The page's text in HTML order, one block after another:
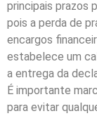
principais prazos
pois a perda de
encargos
estabelece um
a entrega da
É importante
para evitar